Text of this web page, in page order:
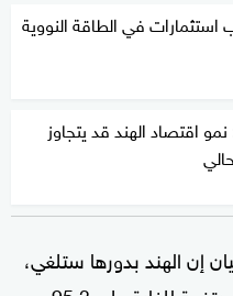
في الطاقة النووية
اقتصاد الهند قد يتجاوز
إن الهند بدورها ستلغي،